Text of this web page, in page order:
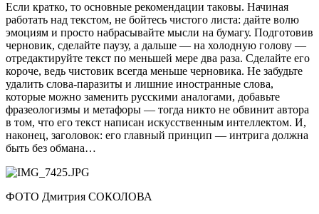
Если кратко, то основные рекомендации таковы. Начиная
работать над текстом, не бойтесь чистого листа: дайте волю
эмоциям и просто набрасывайте мысли на бумагу. Подготовив
черновик, сделайте паузу, а дальше — на холодную голову —
отредактируйте текст по меньшей мере два раза. Сделайте его
короче, ведь чистовик всегда меньше черновика. Не забудьте
удалить слова-паразиты и лишние иностранные слова,
которые можно заменить русскими аналогами, добавьте
фразеологизмы и метафоры — тогда никто не обвинит автора
в том, что его текст написан искусственным интеллектом. И,
наконец, заголовок: его главный принцип — интрига должна
быть без обмана…
ФОТО Дмитрия СОКОЛОВА